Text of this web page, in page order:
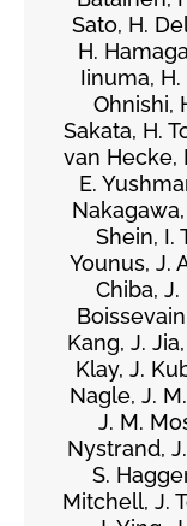
Sato, H.
H.
Iinuma, H.
Ohnishi,
Sakata, H.
van Hecke,
E.
Shein, I.
Younus, J.
Chiba, J.
Kang, J.
Klay, J.
Nagle, J.
J. M.
Nystrand,
S.
Mitchell, J.